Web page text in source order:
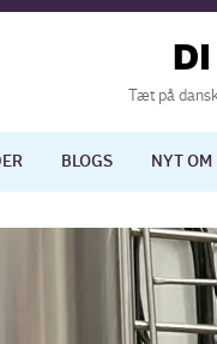
Tæt på
BLOGS NYT